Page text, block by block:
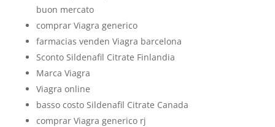
buon mercato
comprar Viagra generico
farmacias venden Viagra barcelona
Sconto Sildenafil Citrate Finlandia
Marca Viagra
Viagra online
basso costo Sildenafil Citrate Canada
comprar Viagra generico rj